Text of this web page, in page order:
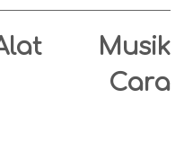
Musik
Cara